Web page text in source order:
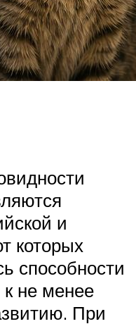
и
которых
способности
не менее
При